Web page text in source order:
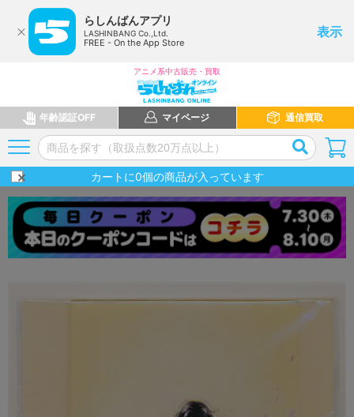
らしんばんアプリ
LASHINBANG Co.,Ltd.
FREE - On the App Store
表示
アニメ系中古販売・買取
年齢認証OFF マイページ 通信買取
カートに0個の商品が入っています